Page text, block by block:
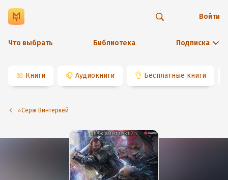
Что выбрать Библиотека Подписка
Войти
📖 Книги 🎧 Аудиокниги 👌 Бесплатные книги
⭐️Серж Винтеркей